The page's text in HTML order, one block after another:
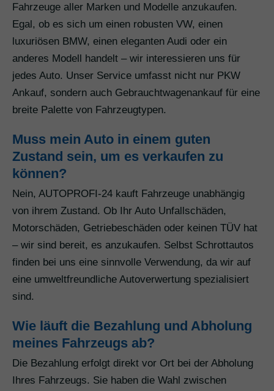
Fahrzeuge aller Marken und Modelle anzukaufen.
Egal, ob es sich um einen robusten VW, einen
luxuriösen BMW, einen eleganten Audi oder ein
anderes Modell handelt – wir interessieren uns für
jedes Auto. Unser Service umfasst nicht nur PKW
Ankauf, sondern auch Gebrauchtwagenankauf für eine
breite Palette von Fahrzeugtypen.
Muss mein Auto in einem guten
Zustand sein, um es verkaufen zu
können?
Nein, AUTOPROFI-24 kauft Fahrzeuge unabhängig
von ihrem Zustand. Ob Ihr Auto Unfallschäden,
Motorschäden, Getriebeschäden oder keinen TÜV hat
– wir sind bereit, es anzukaufen. Selbst Schrottautos
finden bei uns eine sinnvolle Verwendung, da wir auf
eine umweltfreundliche Autoverwertung spezialisiert
sind.
Wie läuft die Bezahlung und Abholung
meines Fahrzeugs ab?
Die Bezahlung erfolgt direkt vor Ort bei der Abholung
Ihres Fahrzeugs. Sie haben die Wahl zwischen